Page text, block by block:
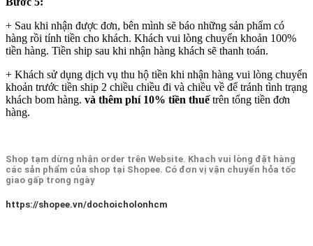
+ Sau khi nhận được đơn, bên mình sẽ báo những sản phẩm có
hàng rồi tính tiền cho khách. Khách vui lòng chuyển khoản 100%
tiền hàng. Tiền ship sau khi nhận hàng khách sẽ thanh toán.
+ Khách sử dụng dịch vụ thu hộ tiền khi nhận hàng vui lòng chuyển
khoản trước tiền ship 2 chiều chiều đi và chiều về để tránh tình trạng
khách bom hàng. và thêm phí 10% tiền thuếtrên tổng tiền đơn
hàng.
Shop tạm dừng nhận order trên Website. Khach vui lòng đặt hàng
các sản phẩm của shop tại Shopee. Có đơn vị vận chuyển hỏa tốc
giao gấp trong ngày
https://shopee.vn/dochoicholonhcm